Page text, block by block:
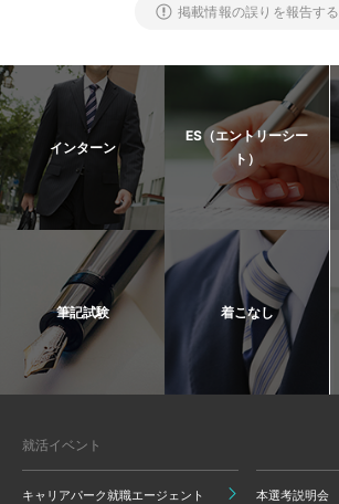
掲載情報の誤りを報告する
インターン
ES（エントリーシー
ト）
筆記試験 着こなし
就活イベント
キャリアパーク就職エージェント 本選考説明会